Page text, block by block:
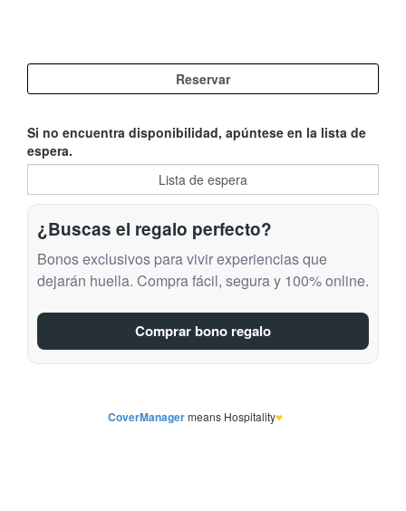
Si no encuentra disponibilidad, apúntese en la lista de
espera.
¿Buscas el regalo perfecto?
Bonos exclusivos para vivir experiencias que
dejarán huella. Compra fácil, segura y 100% online.
Comprar bono regalo
CoverManagermeans Hospitality